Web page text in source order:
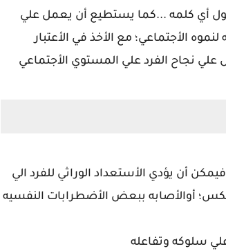
أي كلمه ...كما يستطيع أن يعمل علي
الأجتماعي؛ مع الأخذ في الأعتبار
علي نجاح الفرد علي المستوي الأجتماعي
أن يؤدي الأستعداد الوراثي للفرد الي
أوالأصابه ببعض الأضطرابات النفسيه
سلوكه وتفاعله